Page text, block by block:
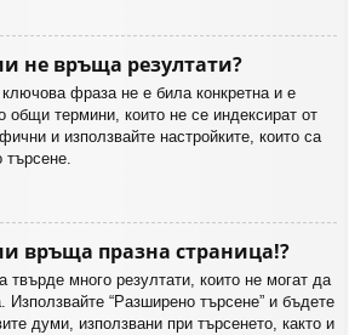
не връща резултати?
фраза не е била конкретна и е
термини, които не се индексират от
и използвайте настройките, които са
връща празна страница!?
твърде много резултати, които не могат да
Използвайте “Разширено търсене” и бъдете
думи, използвани при търсенето, както и